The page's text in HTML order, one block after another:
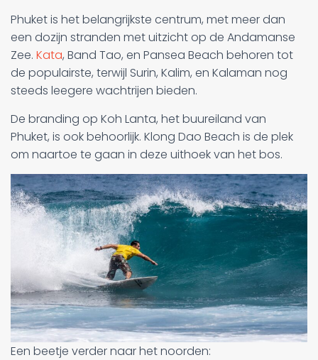
Phuket is het belangrijkste centrum, met meer dan
een dozijn stranden met uitzicht op de Andamanse
Zee. Kata, Band Tao, en Pansea Beach behoren tot
de populairste, terwijl Surin, Kalim, en Kalaman nog
steeds leegere wachtrijen bieden.
De branding op Koh Lanta, het buureiland van
Phuket, is ook behoorlijk. Klong Dao Beach is de plek
om naartoe te gaan in deze uithoek van het bos.
Een beetje verder naar het noorden: